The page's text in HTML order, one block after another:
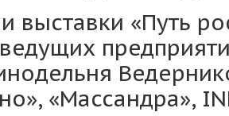
выставки «Путь
«Массандра»,